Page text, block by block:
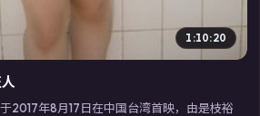
1:10:20
2017年8月17日在中国台湾首映，由是枝裕